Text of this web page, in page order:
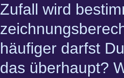
Zufall wird
häufiger darfst
das überhaupt?